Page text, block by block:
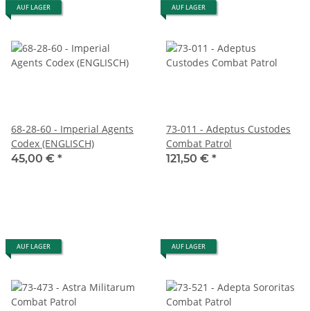
AUF LAGER
68-28-60 - Imperial Agents
Codex (ENGLISCH)
45,00 € *
AUF LAGER
73-011 - Adeptus Custodes
Combat Patrol
121,50 € *
AUF LAGER AUF LAGER